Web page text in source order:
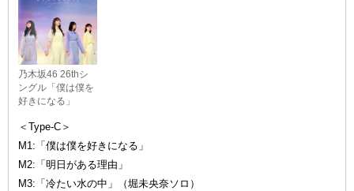
乃木坂46 26thシ
ングル「僕は僕を
好きになる」
＜Type-C＞
M1:「僕は僕を好きになる」
M2:「明日がある理由」
M3:「冷たい水の中」（堀未央奈ソロ）